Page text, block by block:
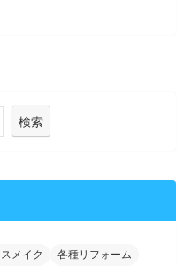
検索
メイク
各種リフォーム